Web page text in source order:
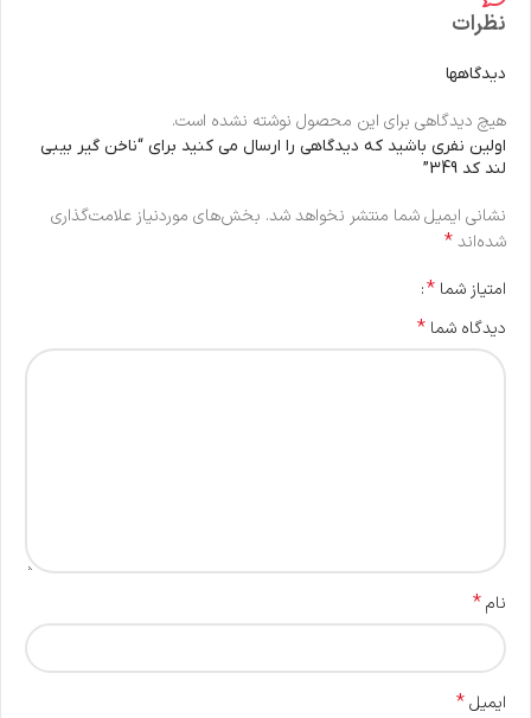
نظرات
دیدگاهها
هیچ دیدگاهی برای این محصول نوشته نشده است.
اولین نفری باشید که دیدگاهی را ارسال می کنید برای “ناخن گیر بیبی
لند کد 349”
نشانی ایمیل شما منتشر نخواهد شد. بخش‌های موردنیاز علامت‌گذاری
شده‌اند*
امتیاز شما *
دیدگاه شما *
نام*
ایمیل*